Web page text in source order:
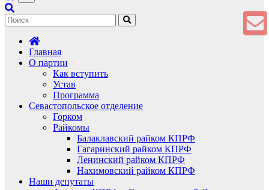
Главная
О партии
Как вступить
Устав
Программа
Севастопольское отделение
Горком
Райкомы
Балаклавский райком КПРФ
Гагаринский райком КПРФ
Ленинский райком КПРФ
Нахимовский райком КПРФ
Наши депутаты